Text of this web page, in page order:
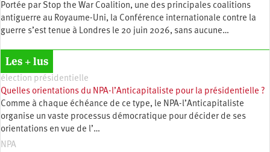
Portée par Stop the War Coalition, une des principales coalitions
antiguerre au Royaume-Uni, la Conférence internationale contre la
guerre s’est tenue à Londres le 20 juin 2026, sans aucune…
Les + lus
élection présidentielle
Quelles orientations du NPA-l’Anticapitaliste pour la présidentielle ?
Comme à chaque échéance de ce type, le NPA-l’Anticapitaliste
organise un vaste processus démocratique pour décider de ses
orientations en vue de l’…
NPA